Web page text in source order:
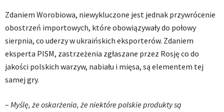
Zdaniem Worobiowa, niewykluczone jest jednak przywrócenie
obostrzeń importowych, które obowiązywały do połowy
sierpnia, co uderzy w ukraińskich eksporterów. Zdaniem
eksperta PISM, zastrzeżenia zgłaszane przez Rosję co do
jakości polskich warzyw, nabiału i mięsa, są elementem tej
samej gry.
– Myślę, że oskarżenia, że niektóre polskie produkty są